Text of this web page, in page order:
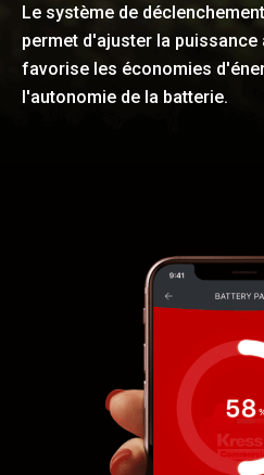
Le système de
permet d'ajuster la puissance
favorise les économies
l'autonomie de la batterie.